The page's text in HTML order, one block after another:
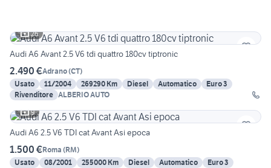
26
Audi A6 Avant 2.5 V6 tdi quattro 180cv tiptronic
2.490 €Adrano(CT)
Usato
11/2004 269290 Km Diesel Automatico
Euro 3
Rivenditore ALBERIO AUTO
9
Audi A6 2.5 V6 TDI cat Avant Asi epoca
1.500 €Roma (RM)
Usato
08/2001 255000 Km Diesel Automatico
Euro 3